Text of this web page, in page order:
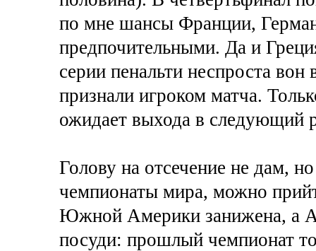
по мне шансы Франции,
предпочительными. Да и
серии пенальти неспроста
признали игроком матча.
ожидает выхода в следующий
Голову на отсечение не дам,
чемпионаты мира, можно
Южной Америки занижена, а
посуди: прошлый чемпионат